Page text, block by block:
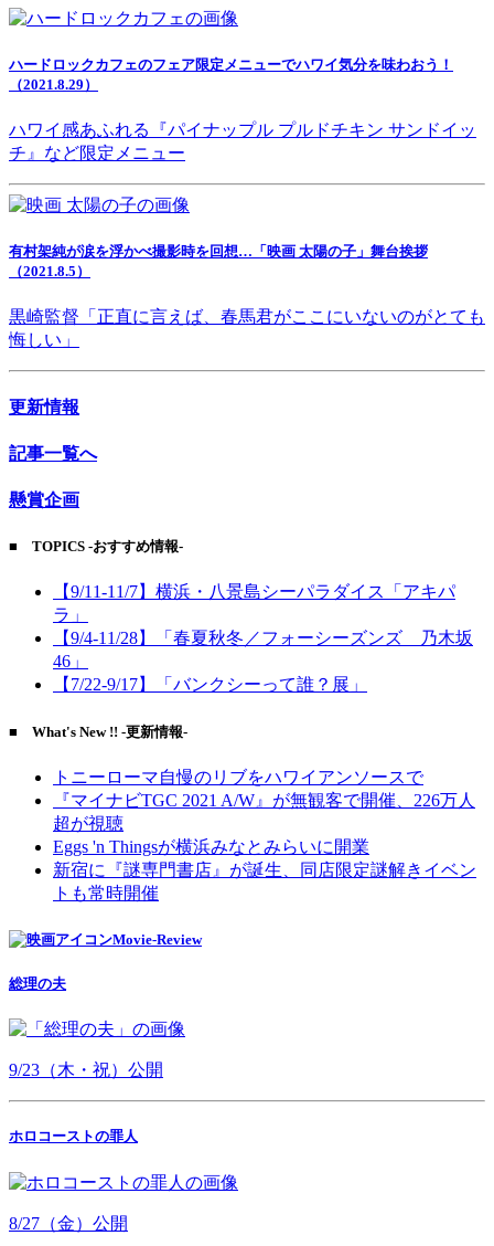
ハードロックカフェのフェア限定メニューでハワイ気分を味わおう！
（2021.8.29）
ハワイ感あふれる『パイナップル プルドチキン サンドイッ
チ』など限定メニュー
有村架純が涙を浮かべ撮影時を回想…「映画 太陽の子」舞台挨拶
（2021.8.5）
黒崎監督「正直に言えば、春馬君がここにいないのがとても
悔しい」
更新情報
記事一覧へ
懸賞企画
■ TOPICS -おすすめ情報-
【9/11-11/7】横浜・八景島シーパラダイス「アキパ
ラ」
【9/4-11/28】「春夏秋冬／フォーシーズンズ 乃木坂
46」
【7/22-9/17】「バンクシーって誰？展」
■ What's New !! -更新情報-
トニーローマ自慢のリブをハワイアンソースで
『マイナビTGC 2021 A/W』が無観客で開催、226万人
超が視聴
Eggs 'n Thingsが横浜みなとみらいに開業
新宿に『謎専門書店』が誕生、同店限定謎解きイベン
トも常時開催
Movie-Review
総理の夫
9/23（木・祝）公開
ホロコーストの罪人
8/27（金）公開